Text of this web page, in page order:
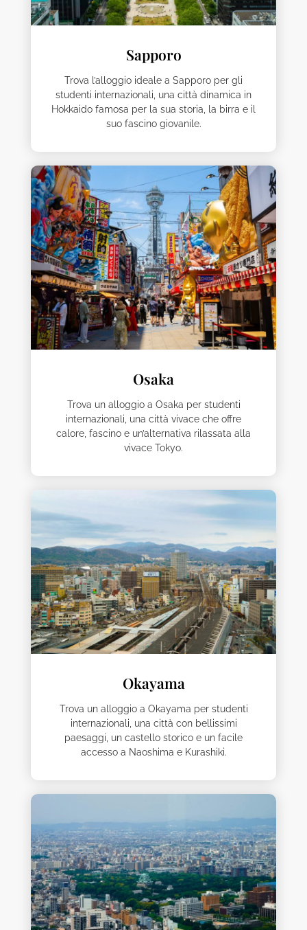
Sapporo
Trova l’alloggio ideale a Sapporo per gli
studenti internazionali, una città dinamica in
Hokkaido famosa per la sua storia, la birra e il
suo fascino giovanile.
Osaka
Trova un alloggio a Osaka per studenti
internazionali, una città vivace che offre
calore, fascino e un’alternativa rilassata alla
vivace Tokyo.
Okayama
Trova un alloggio a Okayama per studenti
internazionali, una città con bellissimi
paesaggi, un castello storico e un facile
accesso a Naoshima e Kurashiki.